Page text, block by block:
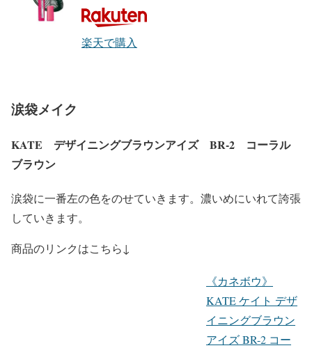
楽天で購入
涙袋メイク
KATE デザイニングブラウンアイズ BR-2 コーラル
ブラウン
涙袋に一番左の色をのせていきます。濃いめにいれて誇張
していきます。
商品のリンクはこちら↓
《カネボウ》
KATE ケイト デザ
イニングブラウン
アイズ BR-2 コー